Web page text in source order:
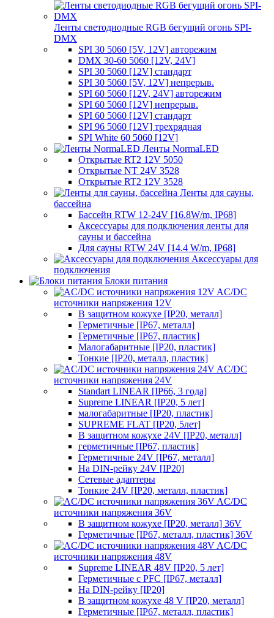
Ленты светодиодные RGB бегущий огонь SPI-
DMX
SPI 30 5060 [5V, 12V] авторежим
DMX 30-60 5060 [12V, 24V]
SPI 30 5060 [12V] стандарт
SPI 30 5060 [5V, 12V] непрерыв.
SPI 60 5060 [12V, 24V] авторежим
SPI 60 5060 [12V] непрерыв.
SPI 60 5060 [12V] стандарт
SPI 96 5060 [12V] трехрядная
SPI White 60 5060 [12V]
Ленты NormaLED
Открытые RT2 12V 5050
Открытые NT 24V 3528
Открытые RT2 12V 3528
Ленты для сауны,
бассейна
Бассейн RTW 12-24V [16.8W/m, IP68]
Аксессуары для подключения ленты для
сауны и бассейна
Для сауны RTW 24V [14.4 W/m, IP68]
Аксессуары для
подключения
Блоки питания
AC/DC
источники напряжения 12V
В защитном кожухе [IP20, металл]
Герметичные [IP67, металл]
Герметичные [IP67, пластик]
Малогабаритные [IP20, пластик]
Тонкие [IP20, металл, пластик]
AC/DC
источники напряжения 24V
Standart LINEAR [IP66, 3 года]
Supreme LINEAR [IP20, 5 лет]
малогабаритные [IP20, пластик]
SUPREME FLAT [IP20, 5лет]
В защитном кожухе 24V [IP20, металл]
герметичные [IP67, пластик]
Герметичные 24V [IP67, металл]
На DIN-рейку 24V [IP20]
Сетевые адаптеры
Тонкие 24V [IP20, металл, пластик]
AC/DC
источники напряжения 36V
В защитном кожухе [IP20, металл] 36V
Герметичные [IP67, металл, пластик] 36V
AC/DC
источники напряжения 48V
Supreme LINEAR 48V [IP20, 5 лет]
Герметичные с PFC [IP67, металл]
На DIN-рейку [IP20]
В защитном кожухе 48 V [IP20, металл]
Герметичные [IP67, металл, пластик]